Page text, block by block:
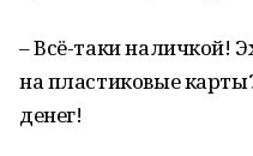
– Всё-таки наличкой!
на пластиковые
денег!